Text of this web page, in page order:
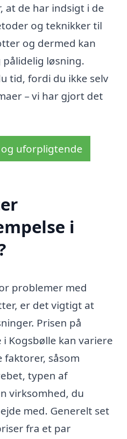
at de har indsigt i de
og teknikker til
og dermed kan
løsning.
tid, fordi du ikke selv
– vi har gjort det
uforpligtende
i
problemer med
er det vigtigt at
Prisen på
Kogsbølle kan variere
såsom
typen af
virksomhed, du
med. Generelt set
fra et par